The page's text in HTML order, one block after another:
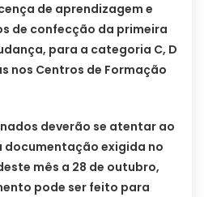
de aprendizagem e
de confecção da primeira
para a categoria C, D
nos Centros de Formação
deverão se atentar ao
exigida no
mês a 28 de outubro,
pode ser feito para